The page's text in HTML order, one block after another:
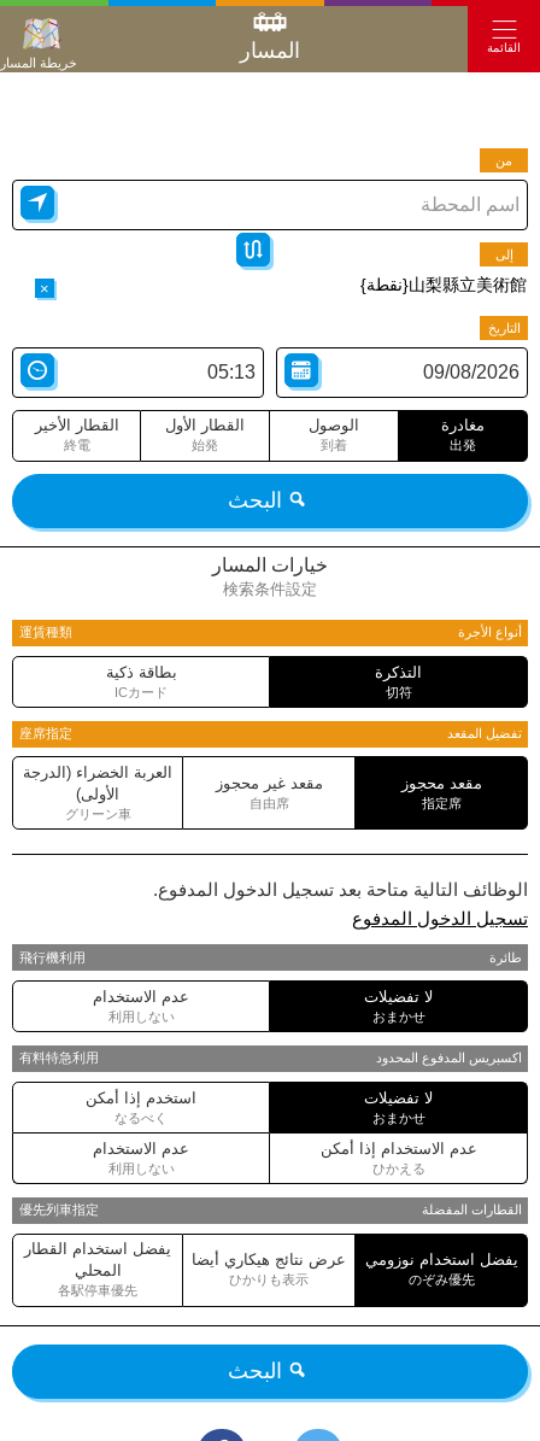
القائمة المسار خريطة المسار
من
إلى
山梨縣立美術館{نقطة} ×
التاريخ
مغادرة
出発
الوصول
到着
القطار الأول
始発
القطار الأخير
終電
البحث
خيارات المسار
検索条件設定
أنواع الأجرة 運賃種類
التذكرة
切符
بطاقة ذكية
ICカード
تفضيل المقعد 座席指定
مقعد محجوز
指定席
مقعد غير محجوز
自由席
العربة الخضراء (الدرجة
الأولى)
グリーン車
الوظائف التالية متاحة بعد تسجيل الدخول المدفوع.
تسجيل الدخول المدفوع
طائرة 飛行機利用
لا تفضيلات
おまかせ
عدم الاستخدام
利用しない
اكسبريس المدفوع المحدود 有料特急利用
لا تفضيلات
おまかせ
استخدم إذا أمكن
なるべく
عدم الاستخدام إذا أمكن
ひかえる
عدم الاستخدام
利用しない
القطارات المفضلة 優先列車指定
يفضل استخدام نوزومي
のぞみ優先
عرض نتائج هيكاري أيضا
ひかりも表示
يفضل استخدام القطار
المحلي
各駅停車優先
البحث